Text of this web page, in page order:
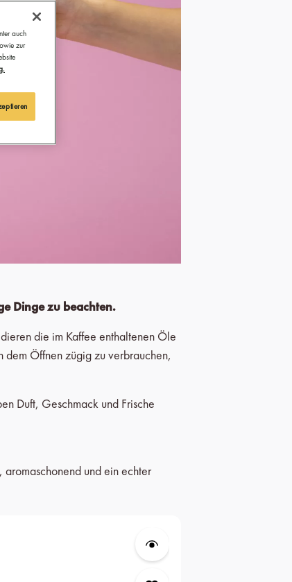
Dinge zu beachten.
die im Kaffee enthaltenen Öle
dem Öffnen zügig zu verbrauchen,
Duft, Geschmack und Frische
und ein echter
auch
zur